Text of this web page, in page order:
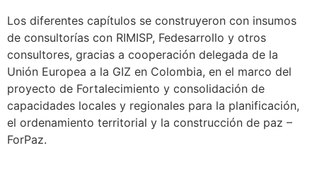
Los diferentes capítulos se construyeron con insumos
de consultorías con RIMISP, Fedesarrollo y otros
consultores, gracias a cooperación delegada de la
Unión Europea a la GIZ en Colombia, en el marco del
proyecto de Fortalecimiento y consolidación de
capacidades locales y regionales para la planificación,
el ordenamiento territorial y la construcción de paz –
ForPaz.